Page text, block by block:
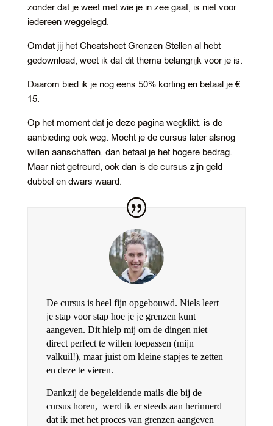
zonder dat je weet met wie je in zee gaat, is niet voor
iedereen weggelegd.
Omdat jij het Cheatsheet Grenzen Stellen al hebt
gedownload, weet ik dat dit thema belangrijk voor je is.
Daarom bied ik je nog eens 50% korting en betaal je €
15.
Op het moment dat je deze pagina wegklikt, is de
aanbieding ook weg. Mocht je de cursus later alsnog
willen aanschaffen, dan betaal je het hogere bedrag.
Maar niet getreurd, ook dan is de cursus zijn geld
dubbel en dwars waard.
De cursus is heel fijn opgebouwd. Niels leert
je stap voor stap hoe je je grenzen kunt
aangeven. Dit hielp mij om de dingen niet
direct perfect te willen toepassen (mijn
valkuil!), maar juist om kleine stapjes te zetten
en deze te vieren.
Dankzij de begeleidende mails die bij de
cursus horen, werd ik er steeds aan herinnerd
dat ik met het proces van grenzen aangeven